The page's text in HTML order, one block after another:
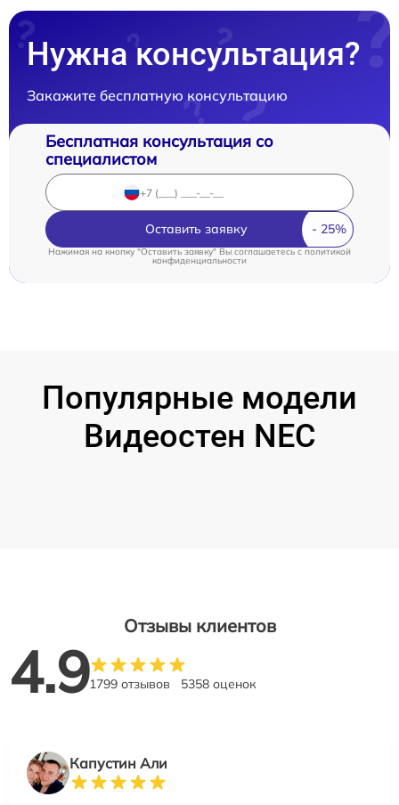
Нужна консультация?
Закажите бесплатную консультацию
Бесплатная консультация со
специалистом
Оставить заявку
Нажимая на кнопку "Оставить заявку" Вы соглашаетесь c политикой
конфиденциальности
Популярные модели
Видеостен NEC
Отзывы клиентов
4.91799 отзывов 5358 оценок
Капустин Али